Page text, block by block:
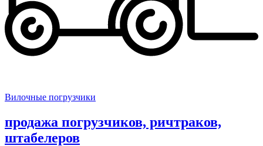
Вилочные погрузчики
продажа погрузчиков, ричтраков,
штабелеров